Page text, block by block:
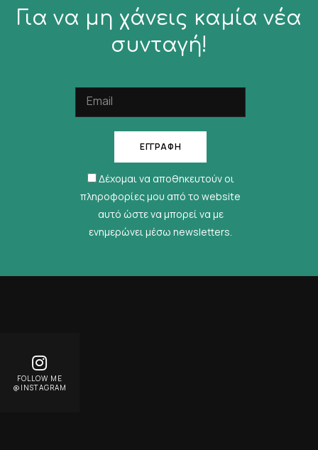
Για να μη χάνεις καμία νέα
συνταγή!
Δέχομαι να αποθηκευτούν οι
πληροφορίες μου από το website
αυτό ώστε να μπορεί να με
ενημερώνει μέσω newsletters.
FOLLOW ME
@INSTAGRAM